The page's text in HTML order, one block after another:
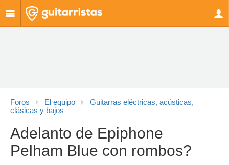
Foros El equipo
Guitarras eléctricas, acústicas,
clásicas y bajos
Adelanto de Epiphone
Pelham Blue con rombos?